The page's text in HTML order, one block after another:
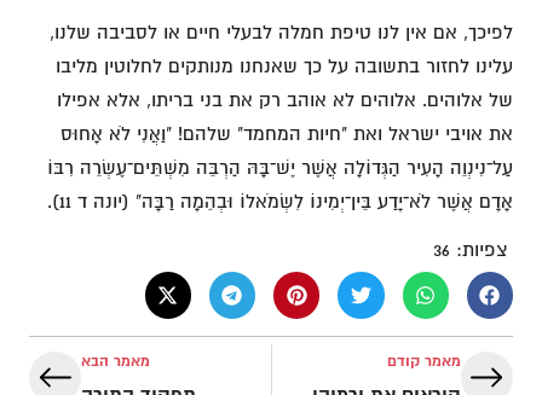
לפיכך, אם אין לנו טיפת חמלה לבעלי חיים או לסביבה שלנו,
עלינו לחזור בתשובה על כך שאנחנו מנותקים לחלוטין מליבו
של אלוהים. אלוהים לא אוהב רק את בני בריתו, אלא אפילו
את אויבי ישראל ואת "חיות המחמד" שלהם! "וַאֲנִי לֹא אָחוּס
עַל־נִינְוֵה הָעִיר הַגְּדוֹלָה אֲשֶׁר יֶשׁ־בָּהּ הַרְבֵּה מִשְׁתֵּים־עֶשְׂרֵה רִבּוֹ
אָדָם אֲשֶׁר לֹא־יָדַע בֵּין־יְמִינוֹ לִשְׂמֹאלוֹ וּבְהֵמָה רַבָּה" (יונה ד 11).
צפיות: 36
מאמר קודם מאמר הבא